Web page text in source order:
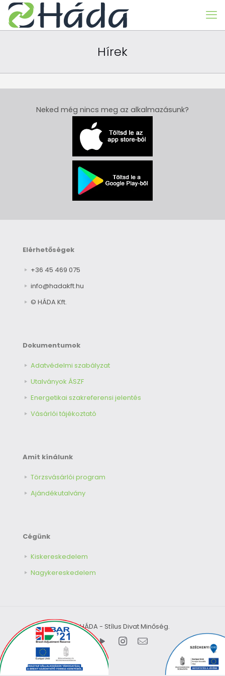
Hírek
Neked még nincs meg az alkalmazásunk?
Elérhetőségek
+36 45 469 075
info@hadakft.hu
© HÁDA Kft.
Dokumentumok
Adatvédelmi szabályzat
Utalványok ÁSZF
Energetikai szakreferensi jelentés
Vásárlói tájékoztató
Amit kínálunk
Törzsvásárlói program
Ajándékutalvány
Cégünk
Kiskereskedelem
Nagykereskedelem
© 2026 HÁDA - Stílus Divat Minőség.